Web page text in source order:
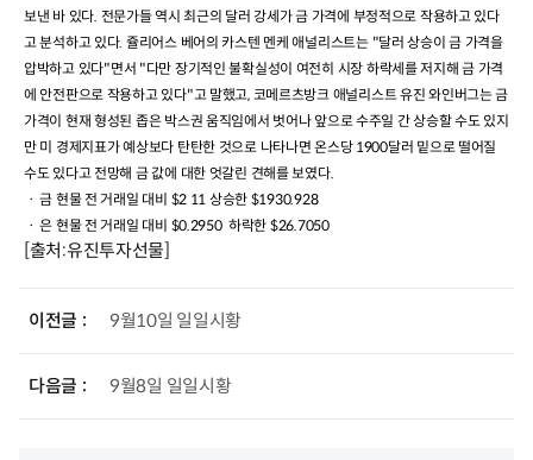
보낸 바 있다 전문가들 역시 최근의 달러 강세가 금 가격에 부정적으로 작용하고 있다
고 분석하고 있다. 쥴리어스 베어의 카스텐 멘케 애널리스트는"달러 상승이 금 가격을
압박하고 있다"면서 "다만 장기적인 불확실성이 여전히 시장 하락세를 저지해 금 가격
에 안전판으로 작용하고 있다"고 말했고, 코메르츠방크 애널리스트 유진 와인버그는 금
가격이 현재 형성된 좁은 박스권 움직임에서 벗어나 앞으로 수주일 간 상승할 수도 있지
만 미 경제지표가 예상보다 탄탄한 것으로 나타나면 온스당1900달러 밑으로 떨어질
수도 있다고 전망해 금 값에 대한 엇갈린 견해를 보였다.
ㆍ 금 현물 전 거래일 대비 $2 11 상승한 $1930.928
ㆍ 은 현물 전 거래일 대비 $0.2950하락한 $26.7050
[출처:유진투자선물]
이전글 9월10일 일일시황
다음글 9월8일 일일시황